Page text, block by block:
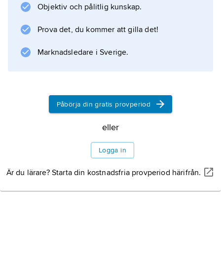
Objektiv och pålitlig kunskap.
Prova det, du kommer att gilla det!
Marknadsledare i Sverige.
Påbörja din gratis provperiod
eller
Logga in
Är du lärare? Starta din kostnadsfria provperiod härifrån.